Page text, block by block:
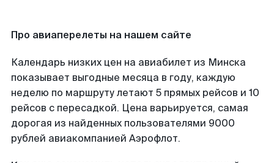
Про авиаперелеты на нашем сайте
Календарь низких цен на авиабилет из Минска
показывает выгодные месяца в году, каждую
неделю по маршруту летают 5 прямых рейсов и 10
рейсов с пересадкой. Цена варьируется, самая
дорогая из найденных пользователями 9000
рублей авиакомпанией Аэрофлот.